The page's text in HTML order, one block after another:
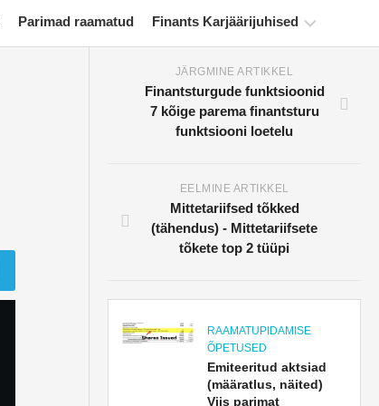
Parimad raamatud Finants Karjäärijuhised
Rahanduse
sertifitseerimise
ressursid
Täisvorm
Riskijuhtimise
JÄRGMINE ARTIKKEL
Finantsturgude funktsioonid
7 kõige parema finantsturu
funktsiooni loetelu
EELMINE ARTIKKEL
Mittetariifsed tõkked
(tähendus) - Mittetariifsete
tõkete top 2 tüüpi
RAAMATUPIDAMISE
ÕPETUSED
Emiteeritud aktsiad
(määratlus, näited)
Viis parimat